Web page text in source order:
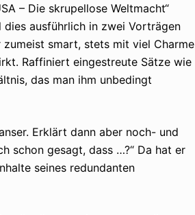
– Die skrupellose Weltmacht“
dies ausführlich in zwei Vorträgen
smart, stets mit viel Charme
Raffiniert eingestreute Sätze wie
das man ihm unbedingt
Erklärt dann aber noch- und
schon gesagt, dass …?“ Da hat er
seines redundanten